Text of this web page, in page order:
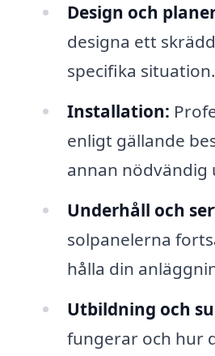
Design och
designa ett
specifika situation.
Installation:
enligt gällande
annan nödvändig
Underhåll och
solpanelerna
hålla din
Utbildning och
fungerar och hur